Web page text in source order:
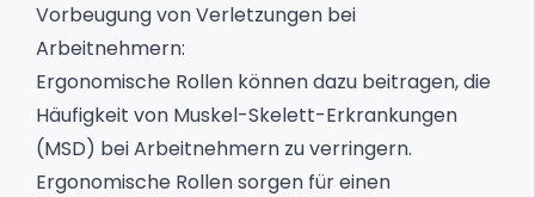
Vorbeugung von Verletzungen bei
Arbeitnehmern:
Ergonomische Rollen können dazu beitragen, die
Häufigkeit von Muskel-Skelett-Erkrankungen
(MSD) bei Arbeitnehmern zu verringern.
Ergonomische Rollen sorgen für einen